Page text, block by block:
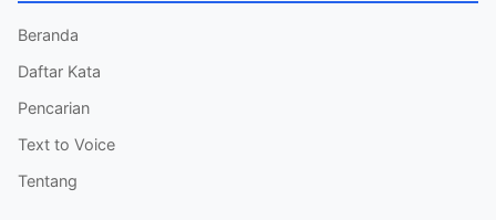
Beranda
Daftar Kata
Pencarian
Text to Voice
Tentang